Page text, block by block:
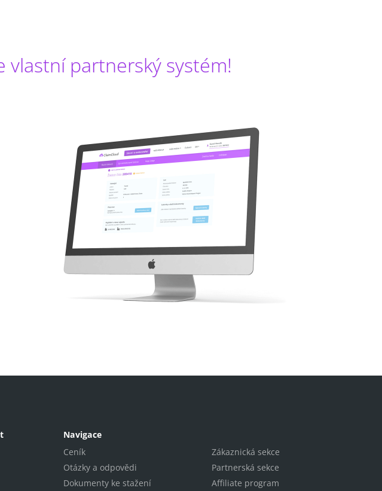
vlastní partnerský systém!
Navigace
Ceník
Otázky a odpovědi
Dokumenty ke stažení
Zákaznická sekce
Partnerská sekce
Affiliate program